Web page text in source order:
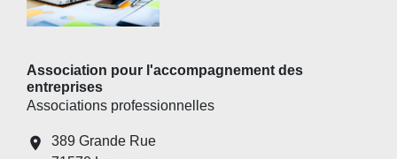
Association pour l'accompagnement des
entreprises
Associations professionnelles
location_on
389 Grande Rue